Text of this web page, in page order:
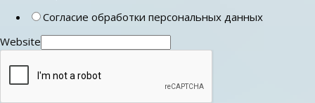
Согласие обработки персональных данных
Website